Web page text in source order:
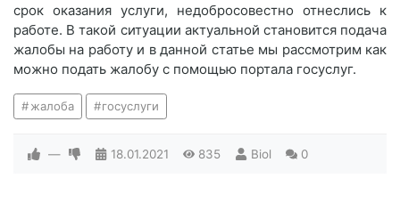
срок оказания услуги, недобросовестно отнеслись к
работе. В такой ситуации актуальной становится подача
жалобы на работу и в данной статье мы рассмотрим как
можно подать жалобу с помощью портала госуслуг.
жалоба госуслуги
— 18.01.2021 835 Biol 0